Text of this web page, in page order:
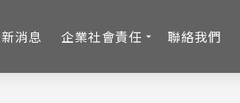
消息 企業社會責任 聯絡我們